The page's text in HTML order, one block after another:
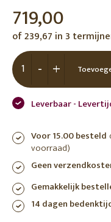
719,00
of 239,67 in 3
+
-
Leverbaar -
Voor 15.00 besteld
voorraad)
Geen
Gemakkelijk
14 dagen